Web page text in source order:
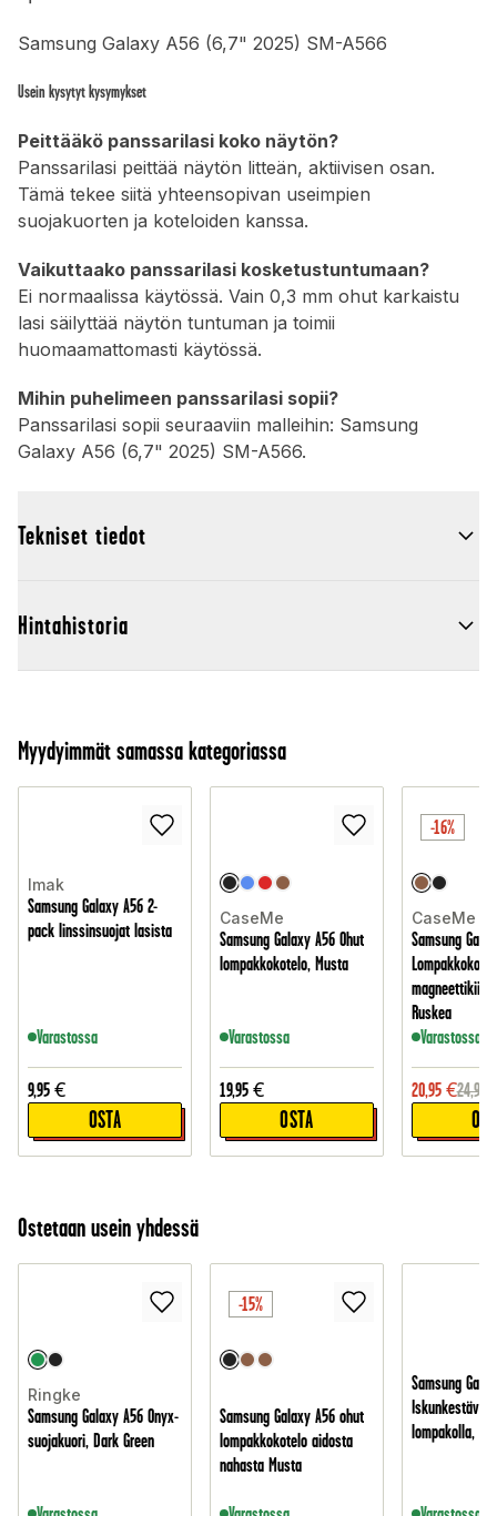
Samsung Galaxy A56 (6,7" 2025) SM-A566
Usein kysytyt kysymykset
Peittääkö panssarilasi koko näytön?
Panssarilasi peittää näytön litteän, aktiivisen osan.
Tämä tekee siitä yhteensopivan useimpien
suojakuorten ja koteloiden kanssa.
Vaikuttaako panssarilasi kosketustuntumaan?
Ei normaalissa käytössä. Vain 0,3 mm ohut karkaistu
lasi säilyttää näytön tuntuman ja toimii
huomaamattomasti käytössä.
Mihin puhelimeen panssarilasi sopii?
Panssarilasi sopii seuraaviin malleihin: Samsung
Galaxy A56 (6,7" 2025) SM-A566.
Tekniset tiedot
Hintahistoria
Myydyimmät samassa kategoriassa
Imak
Samsung Galaxy A56 2-
pack linssinsuojat lasista
Varastossa
9,95 €
OSTA
CaseMe
Samsung Galaxy A56 Ohut
lompakkokotelo, Musta
Varastossa
19,95 €
OSTA
-16%
CaseMe
Samsung
Ruskea
Varastossa
20,95 €24,95
Ostetaan usein yhdessä
Ringke
Samsung Galaxy A56 Onyx-
suojakuori, Dark Green
-15%
Samsung Galaxy A56 ohut
lompakkokotelo aidosta
nahasta Musta
Samsung
Iskunkestävä
lompakolla,